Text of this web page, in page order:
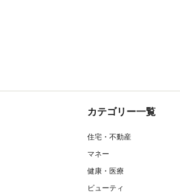
カテゴリー一覧
住宅・不動産
マネー
健康・医療
ビューティ